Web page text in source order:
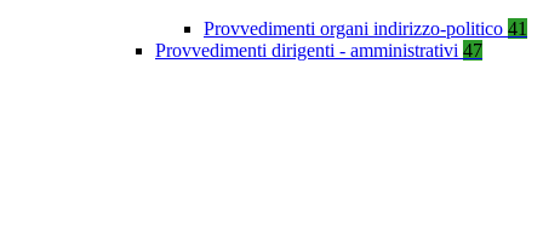
Provvedimenti organi indirizzo-politico 41
Provvedimenti dirigenti - amministrativi 47